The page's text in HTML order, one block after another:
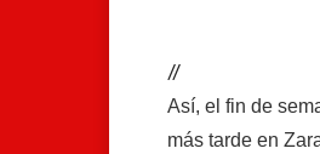
//
Así, el fin de
más tarde en